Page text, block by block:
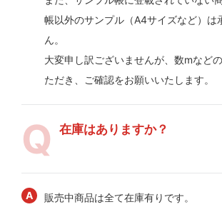
帳以外のサンプル（A4サイズなど）は
ん。
大変申し訳ございませんが、数mなど
ただき、ご確認をお願いいたします。
在庫はありますか？
販売中商品は全て在庫有りです。